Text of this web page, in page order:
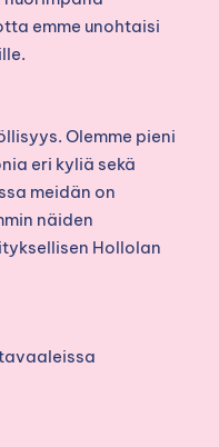
emme unohtaisi
Olemme pieni
eri kyliä sekä
meidän on
näiden
Hollolan